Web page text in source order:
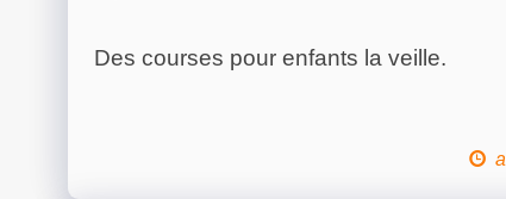
Des courses pour enfants la veille.